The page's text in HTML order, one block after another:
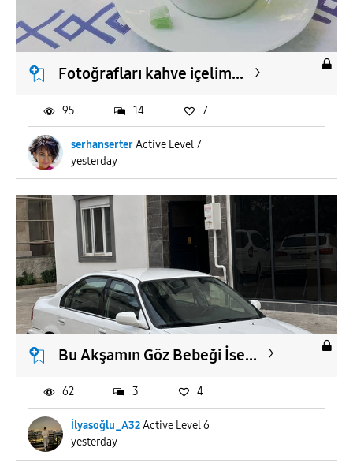
Fotoğrafları kahve içelim...
serhanserterActive Level 7
yesterday
95 14 7
Bu Akşamın Göz Bebeği İse...
İlyasoğlu_A32Active Level 6
yesterday
62 3 4